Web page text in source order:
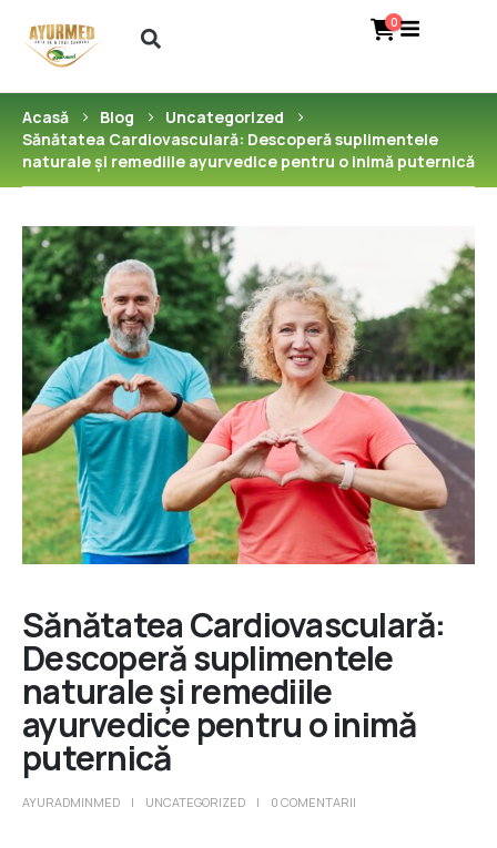
0
Acasă Blog
Uncategorized
Sănătatea Cardiovasculară: Descoperă suplimentele
naturale și remediile ayurvedice pentru o inimă puternică
Sănătatea Cardiovasculară:
Descoperă suplimentele
naturale și remediile
ayurvedice pentru o inimă
puternică
AYURADMINMED UNCATEGORIZED 0 COMENTARII